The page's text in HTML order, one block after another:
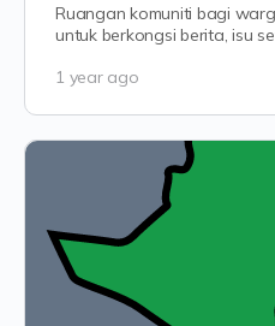
Ruangan komuniti bagi
untuk berkongsi berita, isu
1 year ago